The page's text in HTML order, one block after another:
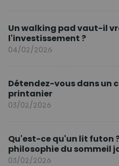
Un walking pad vaut-il
l'investissement ?
04/02/2026
Détendez-vous dans un
printanier
03/02/2026
Qu'est-ce qu'un lit futon
philosophie du sommeil
03/02/2026